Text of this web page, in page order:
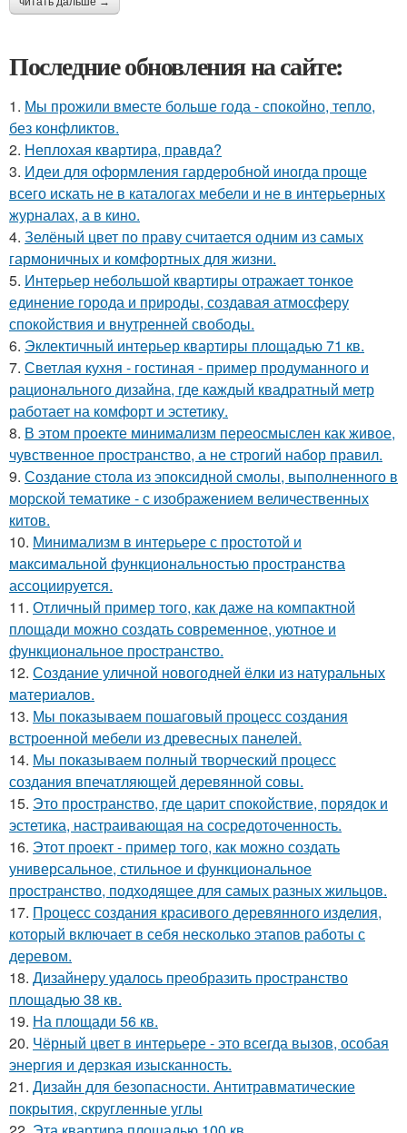
Последние обновления на сайте:
1. Мы прожили вместе больше года - спокойно, тепло,
без конфликтов.
2. Неплохая квартира, правда?
3. Идеи для оформления гардеробной иногда проще
всего искать не в каталогах мебели и не в интерьерных
журналах, а в кино.
4. Зелёный цвет по праву считается одним из самых
гармоничных и комфортных для жизни.
5. Интерьер небольшой квартиры отражает тонкое
единение города и природы, создавая атмосферу
спокойствия и внутренней свободы.
6. Эклектичный интерьер квартиры площадью 71 кв.
7. Светлая кухня - гостиная - пример продуманного и
рационального дизайна, где каждый квадратный метр
работает на комфорт и эстетику.
8. В этом проекте минимализм переосмыслен как живое,
чувственное пространство, а не строгий набор правил.
9. Создание стола из эпоксидной смолы, выполненного в
морской тематике - с изображением величественных
китов.
10. Минимализм в интерьере с простотой и
максимальной функциональностью пространства
ассоциируется.
11. Отличный пример того, как даже на компактной
площади можно создать современное, уютное и
функциональное пространство.
12. Создание уличной новогодней ёлки из натуральных
материалов.
13. Мы показываем пошаговый процесс создания
встроенной мебели из древесных панелей.
14. Мы показываем полный творческий процесс
создания впечатляющей деревянной совы.
15. Это пространство, где царит спокойствие, порядок и
эстетика, настраивающая на сосредоточенность.
16. Этот проект - пример того, как можно создать
универсальное, стильное и функциональное
пространство, подходящее для самых разных жильцов.
17. Процесс создания красивого деревянного изделия,
который включает в себя несколько этапов работы с
деревом.
18. Дизайнеру удалось преобразить пространство
площадью 38 кв.
19. На площади 56 кв.
20. Чёрный цвет в интерьере - это всегда вызов, особая
энергия и дерзкая изысканность.
21. Дизайн для безопасности. Антитравматические
покрытия, скругленные углы